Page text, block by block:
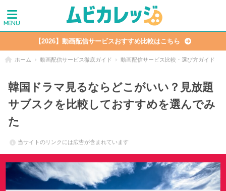
【2026】動画配信サービスおすすめ比較はこちら
ホーム 動画配信サービス徹底ガイド 動画配信サービス比較・選び方ガイド
韓国ドラマ見るならどこがいい？見放題
サブスクを比較しておすすめを選んでみ
た
当サイトのリンクには広告が含まれています